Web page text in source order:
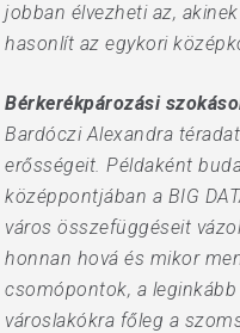
jobban élvezheti az,
hasonlít az egykori
Bérkerékpározási
Bardóczi Alexandra
erősségeit. Példaként
középpontjában a BIG
város összefüggéseit
honnan hová és mikor
csomópontok, a
városlakókra főleg a